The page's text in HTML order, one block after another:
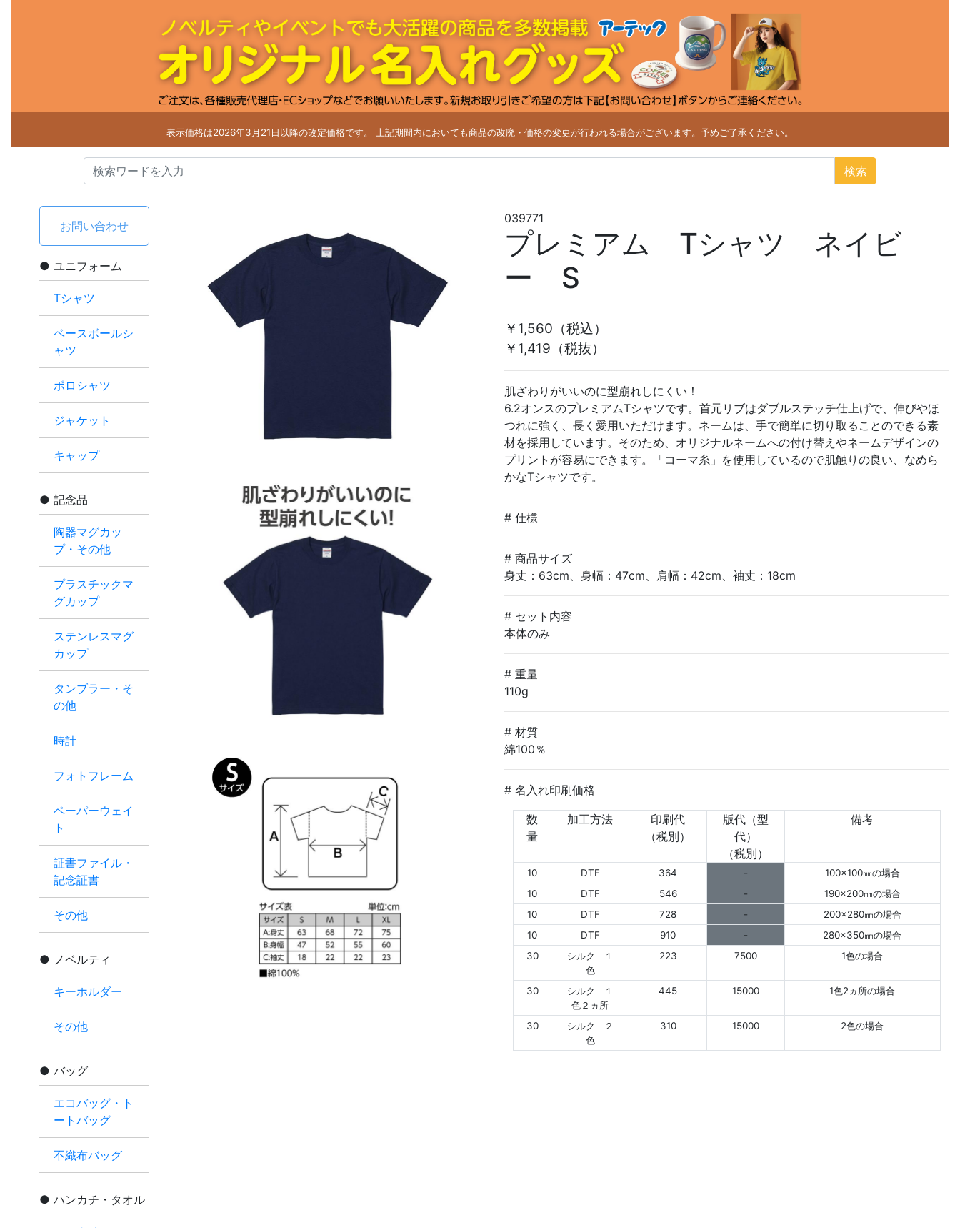
表示価格は2026年3月21日以降の改定価格です。 上記期間内においても商品の改廃・価格の変更が行われる場合がございます。予めご了承ください。
検索
お問い合わせ
ユニフォーム
Tシャツ
ベースボールシ
ャツ
ポロシャツ
ジャケット
キャップ
記念品
陶器マグカッ
プ・その他
プラスチックマ
グカップ
ステンレスマグ
カップ
タンブラー・そ
の他
時計
フォトフレーム
ペーパーウェイ
ト
証書ファイル・
記念証書
その他
ノベルティ
キーホルダー
その他
バッグ
エコバッグ・ト
ートバッグ
不織布バッグ
ハンカチ・タオル
039771
プレミアム Tシャツ ネイビ
ー S
￥1,560 （税込）
￥1,419（税抜）
肌ざわりがいいのに型崩れしにくい！
6.2オンスのプレミアムTシャツです。首元リブはダブルステッチ仕上げで、伸びやほ
つれに強く、長く愛用いただけます。ネームは、手で簡単に切り取ることのできる素
材を採用しています。そのため、オリジナルネームへの付け替えやネームデザインの
プリントが容易にできます。「コーマ糸」を使用しているので肌触りの良い、なめら
かなTシャツです。
# 仕様
# 商品サイズ
身丈：63cm、身幅：47cm、肩幅：42cm、袖丈：18cm
# セット内容
本体のみ
# 重量
110g
# 材質
綿100％
# 名入れ印刷価格
数
量
加工方法
印刷代
（税別）
版代（型
代）
（税別）
備考
10 DTF 364 -
100×100㎜の場合
10
DTF 546 -
190×200㎜の場合
10
DTF 728 -
200×280㎜の場合
10
DTF 910 -
280×350㎜の場合
30
シルク １
色
223 7500 1色の場合
30
シルク １
色２ヵ所
445 15000 1色2ヵ所の場合
30
シルク ２
色
310 15000 2色の場合